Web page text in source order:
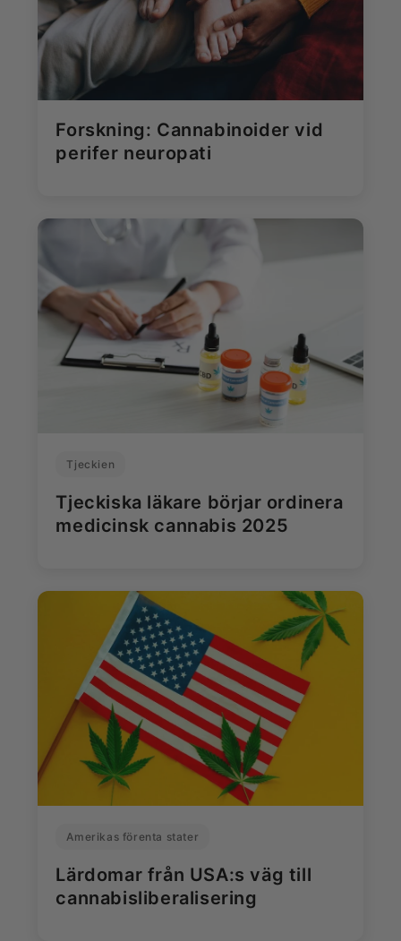
Forskning: Cannabinoider vid
perifer neuropati
Tjeckien
Tjeckiska läkare börjar ordinera
medicinsk cannabis 2025
Amerikas förenta stater
Lärdomar från USA:s väg till
cannabisliberalisering